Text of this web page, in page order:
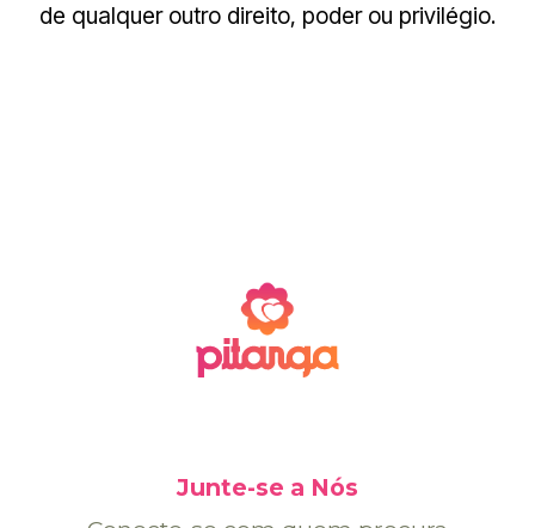
de qualquer outro direito, poder ou privilégio.
Junte-se a Nós